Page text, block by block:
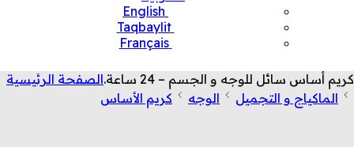
English
Taqbaylit
Français
كريم أساس سائل للوجه و الجسم – 24 ساعة.
الصفحة الرئيسية
الماكياج و التجميل
الوجه كريم الأساس